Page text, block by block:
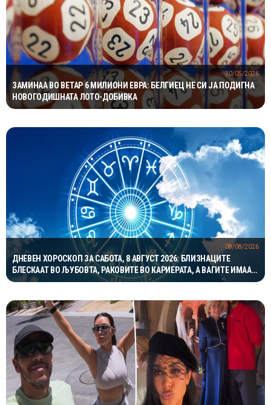
ЗАМИНАА ВО ВЕТАР 6 МИЛИОНИ ЕВРА: БЕЛГИЕЦ НЕ СИ ЈА ПОДИГНА
НОВОГОДИШНАТА ЛОТО-ДОБИВКА
30/05/2026
ДНЕВЕН ХОРОСКОП ЗА САБОТА, 8 АВГУСТ 2026: БЛИЗНАЦИТЕ
БЛЕСКААТ ВО ЉУБОВТА, РАКОВИТЕ ВО КАРИЕРАТА, А ВАГИТЕ ИМААТ
ОДЛИЧЕН ДЕН ЗА ХАРМОНИЈА
08/08/2026